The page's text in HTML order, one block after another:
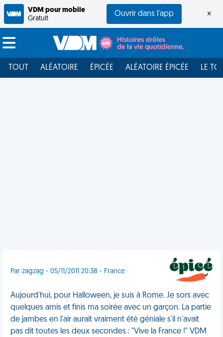
VDM pour mobile
Gratuit
Ouvrir dans l'app ×
TOUT ALÉATOIRE ÉPICÉE ALÉATOIRE ÉPICÉE LE
Par zagzag - 05/11/2011 20:38 - France
Aujourd'hui, pour Halloween, je suis à Rome. Je sors avec
quelques amis et finis ma soirée avec un garçon. La partie
de jambes en l'air aurait vraiment été géniale s'il n'avait
pas dit toutes les deux secondes : "Vive la France !" VDM